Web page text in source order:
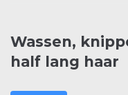
Wassen,
half lang haar